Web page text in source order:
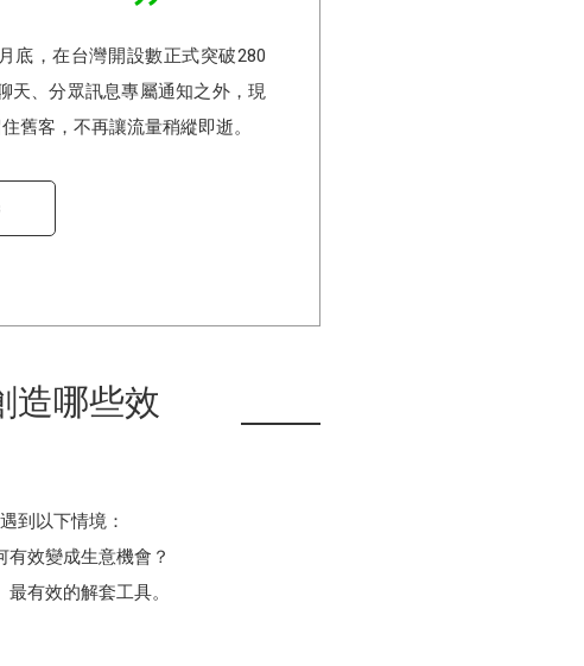
底，在台灣開設數正式突破280
天、分眾訊息專屬通知之外，現
舊客，不再讓流量稍縱即逝。
造哪些效
到以下情境：
效變成生意機會？
有效的解套工具。